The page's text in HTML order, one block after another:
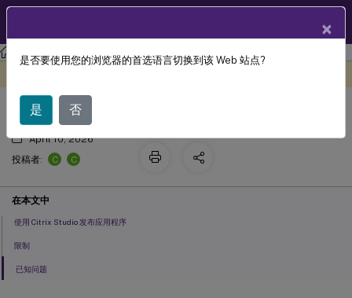
Linux 虚拟投递代理 Linux Virtual Delivery Agent 2201
发布应用程序
April 10, 2026
投稿者:
C C
在本文中
使用 Citrix Studio 发布应用程序
限制
已知问题
×
是否要使用您的浏览器的首选语言切换到该 Web 站点?
是 否